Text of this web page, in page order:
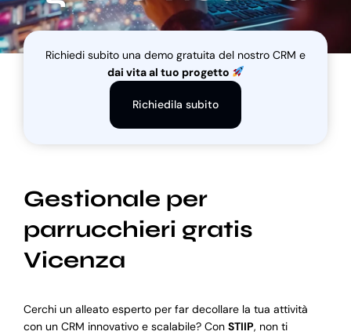
Blog
Richiedi subito una demo gratuita del nostro CRM e
dai vita al tuo progetto
Richiedila subito
Gestionale per
parrucchieri gratis
Vicenza
Cerchi un alleato esperto per far decollare la tua attività
con un CRM innovativo e scalabile? Con STIIP, non ti